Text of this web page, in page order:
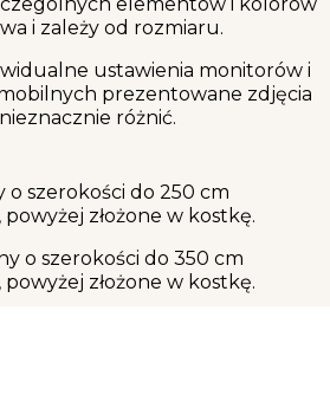
i zależy od rozmiaru.
ustawienia monitorów i
prezentowane zdjęcia
różnić.
o szerokości do 250 cm
złożone w kostkę.
o szerokości do 350 cm
złożone w kostkę.